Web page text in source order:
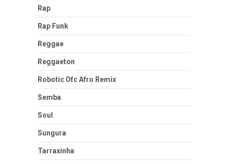
Rap
Rap Funk
Reggae
Reggaeton
Robotic Ofc Afro Remix
Semba
Soul
Sungura
Tarraxinha